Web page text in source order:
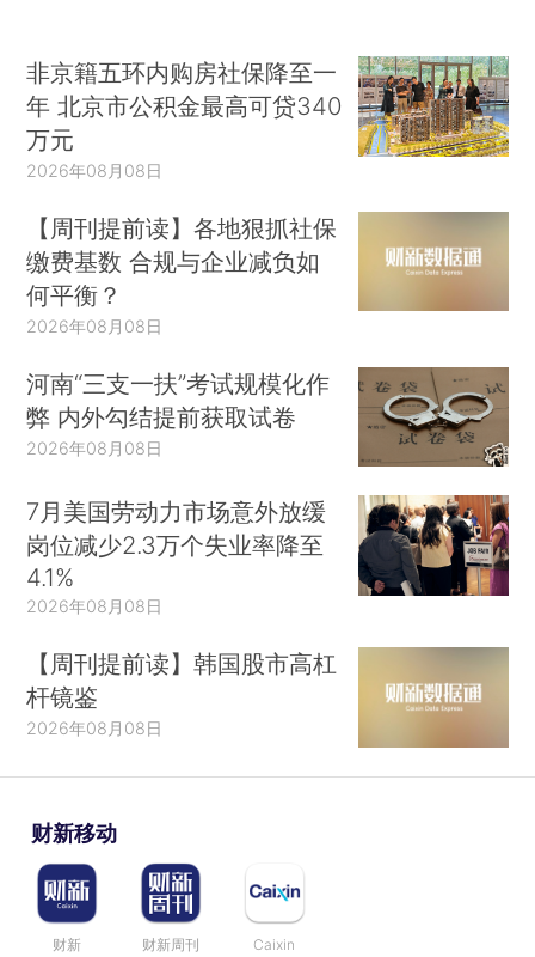
非京籍五环内购房社保降至一
年 北京市公积金最高可贷340
万元
2026年08月08日
【周刊提前读】各地狠抓社保
缴费基数 合规与企业减负如
何平衡？
2026年08月08日
河南“三支一扶”考试规模化作
弊 内外勾结提前获取试卷
2026年08月08日
7月美国劳动力市场意外放缓
岗位减少2.3万个失业率降至
4.1%
2026年08月08日
【周刊提前读】韩国股市高杠
杆镜鉴
2026年08月08日
财新移动
财新 财新周刊 Caixin